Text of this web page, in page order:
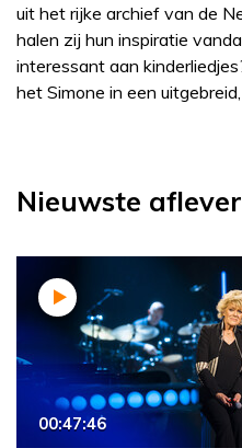
uit het rijke archief van de
halen zij hun inspiratie
interessant aan
het Simone in een
Nieuwste
00:47:46